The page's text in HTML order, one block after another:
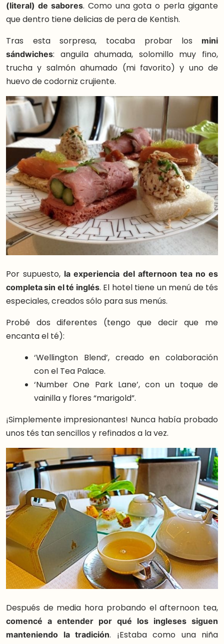
(literal) de sabores. Como una gota o perla gigante
que dentro tiene delicias de pera de Kentish.
Tras esta sorpresa, tocaba probar los mini
sándwiches: anguila ahumada, solomillo muy fino,
trucha y salmón ahumado (mi favorito) y uno de
huevo de codorniz crujiente.
Por supuesto, la experiencia del afternoon tea no es
completa sin el té inglés. El hotel tiene un menú de tés
especiales, creados sólo para sus menús.
Probé dos diferentes (tengo que decir que me
encanta el té):
‘Wellington Blend’, creado en colaboración
con el Tea Palace.
‘Number One Park Lane’, con un toque de
vainilla y flores “marigold”.
¡Simplemente impresionantes! Nunca había probado
unos tés tan sencillos y refinados a la vez.
Después de media hora probando el afternoon tea,
comencé a entender por qué los ingleses siguen
manteniendo la tradición. ¡Estaba como una niña